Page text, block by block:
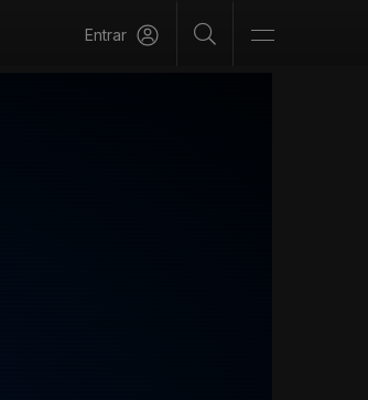
Entrar